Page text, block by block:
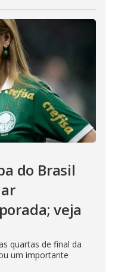
do Brasil
veja
quartas de final da
um importante